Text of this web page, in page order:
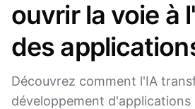
ouvrir la voie à
des
Découvrez comment l'IA
développement d'applications